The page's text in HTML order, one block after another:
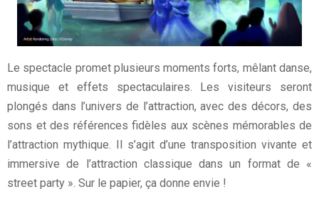
Le spectacle promet plusieurs moments forts, mêlant danse,
musique et effets spectaculaires. Les visiteurs seront
plongés dans l’univers de l’attraction, avec des décors, des
sons et des références fidèles aux scènes mémorables de
l’attraction mythique. Il s’agit d’une transposition vivante et
immersive de l’attraction classique dans un format de «
street party ». Sur le papier, ça donne envie !